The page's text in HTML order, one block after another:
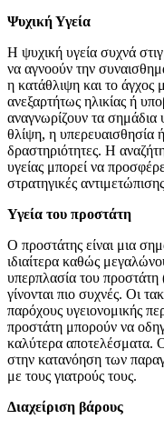
Ψυχική Υγεία
Η ψυχική υγεία συχνά
να αγνοούν την
η κατάθλιψη και το άγχος
ανεξαρτήτως ηλικίας ή
αναγνωρίζουν τα
θλίψη, η υπερευαισθησία
δραστηριότητες. Η
υγείας μπορεί να
στρατηγικές
Υγεία του προστάτη
Ο προστάτης είναι μια
ιδιαίτερα καθώς
υπερπλασία του
γίνονται πιο συχνές. Οι
παρόχους υγειονομικής
προστάτη μπορούν να
καλύτερα αποτελέσματα.
στην κατανόηση των
με τους γιατρούς τους.
Διαχείριση βάρους